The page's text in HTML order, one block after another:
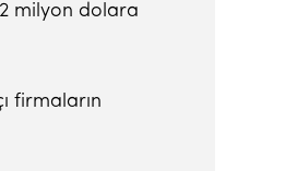
milyon dolara
firmaların